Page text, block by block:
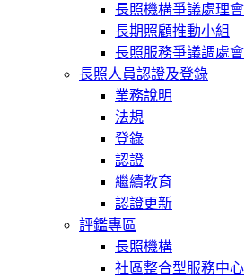
長照機構爭議處理會
長期照顧推動小組
長照服務爭議調處會
長照人員認證及登錄
業務說明
法規
登錄
認證
繼續教育
認證更新
評鑑專區
長照機構
社區整合型服務中心